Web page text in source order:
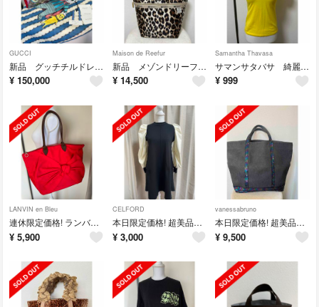
GUCCI
新品 グッチチルドレン×ヒグチユウコ ショルダー付きトートバッグ
¥ 150,000
Maison de Reefur
新品 メゾンドリーファー×レスポートサック トートバッグ
¥ 14,500
Samantha Thavasa
サマンサタバサ 綺麗色くまさん 半袖ポロ 美品
¥ 999
LANVIN en Bleu
連休限定価格! ランバンオンブルー リボントート 赤 美品
¥ 5,900
CELFORD
本日限定価格! 超美品 セルフォード 切り替えワンピース 36
¥ 3,000
vanessabruno
本日限定価格! 超美品 ヴァネッサブリューノ 大トート
¥ 9,500